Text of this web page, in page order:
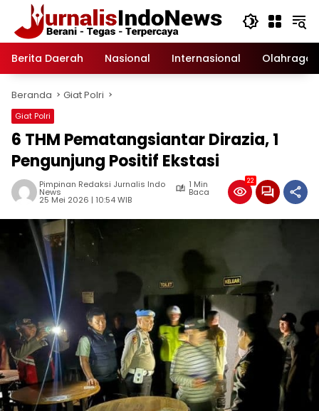
Langsung
konten
Berita Daerah
Nasional Internasional Olahraga
Beranda Giat Polri
Giat Polri
6 THM Pematangsiantar Dirazia, 1
Pengunjung Positif Ekstasi
Pimpinan Redaksi Jurnalis Indo
News
1 Min
Baca
25 Mei 2026 | 10:54 WIB
22